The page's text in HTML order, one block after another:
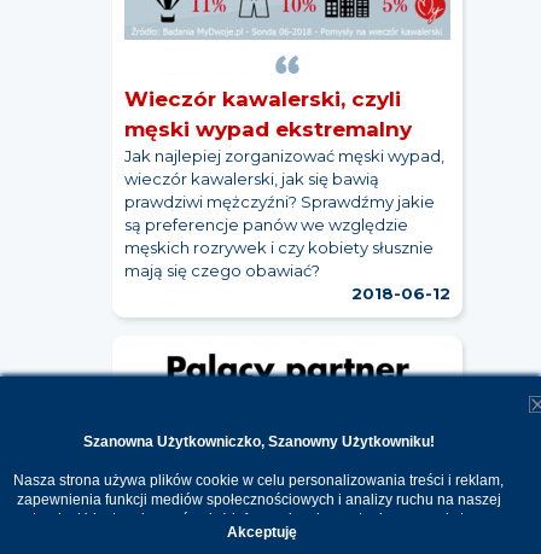
Wieczór kawalerski, czyli
męski wypad ekstremalny
Jak najlepiej zorganizować męski wypad,
wieczór kawalerski, jak się bawią
prawdziwi mężczyźni? Sprawdźmy jakie
są preferencje panów we względzie
męskich rozrywek i czy kobiety słusznie
mają się czego obawiać?
2018-06-12
Szanowna Użytkowniczko, Szanowny Użytkowniku!
Nasza strona używa plików cookie w celu personalizowania treści i reklam,
zapewnienia funkcji mediów społecznościowych i analizy ruchu na naszej
stronie. Udostępniamy również informacje o korzystaniu z naszej strony
internetowej naszym zaufanym partnerom. Dzięki cookies możemy
Akceptuję